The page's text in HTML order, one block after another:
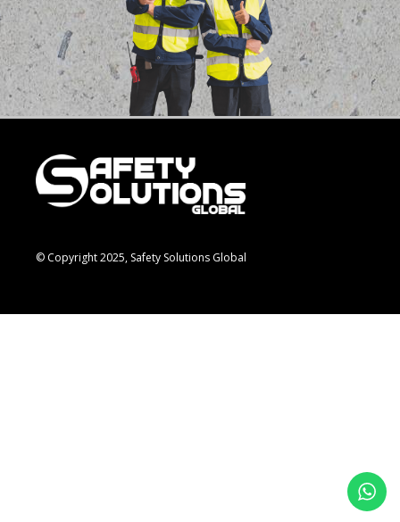
© Copyright 2025, Safety Solutions Global